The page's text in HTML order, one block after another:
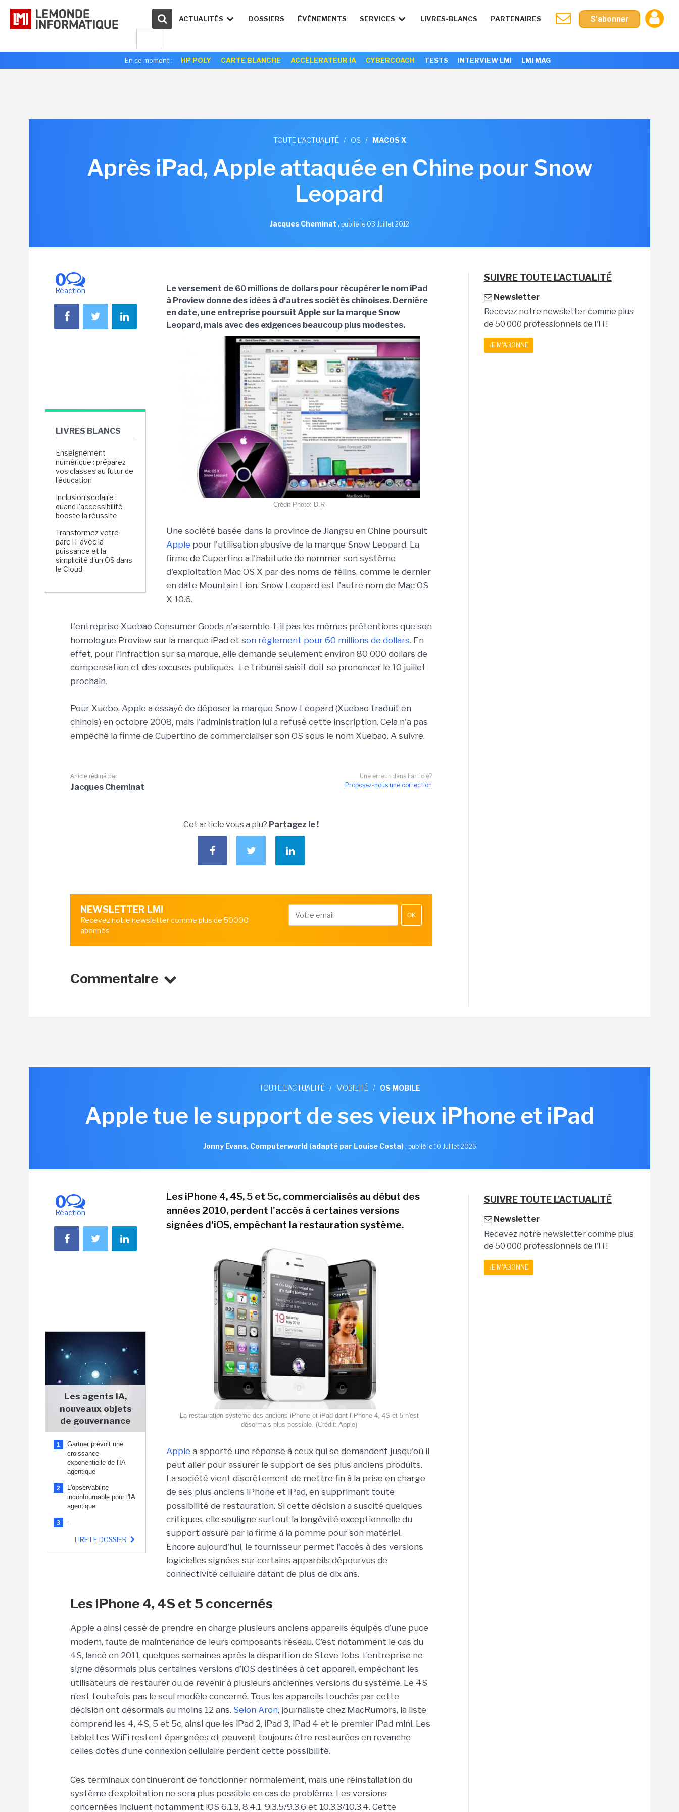
ACTUALITÉS DOSSIERS ÉVÉNEMENTS SERVICES LIVRES-BLANCS PARTENAIRES S'abonner
En ce moment : HP POLY CARTE BLANCHE ACCÉLERATEUR IA CYBERCOACH TESTS INTERVIEW LMI LMI MAG
TOUTE L'ACTUALITÉ / OS / MACOS X
Après iPad, Apple attaquée en Chine pour Snow
Leopard
Jacques Cheminat , publié le 03 Juillet 2012
0
Réaction
LIVRES BLANCS
Enseignement
numérique : préparez
vos classes au futur de
l'éducation
Inclusion scolaire :
quand l'accessibilité
booste la réussite
Transformez votre
parc IT avec la
puissance et la
simplicité d'un OS dans
le Cloud
Le versement de 60 millions de dollars pour récupérer le nom iPad
à Proview donne des idées à d'autres sociétés chinoises. Dernière
en date, une entreprise poursuit Apple sur la marque Snow
Leopard, mais avec des exigences beaucoup plus modestes.
Crédit Photo: D.R
Une société basée dans la province de Jiangsu en Chine poursuit
Apple pour l'utilisation abusive de la marque Snow Leopard. La
firme de Cupertino a l'habitude de nommer son système
d'exploitation Mac OS X par des noms de félins, comme le dernier
en date Mountain Lion. Snow Leopard est l'autre nom de Mac OS
X 10.6.
L'entreprise Xuebao Consumer Goods n'a semble-t-il pas les mêmes prétentions que son
homologue Proview sur la marque iPad et son règlement pour 60 millions de dollars. En
effet, pour l'infraction sur sa marque, elle demande seulement environ 80 000 dollars de
compensation et des excuses publiques. Le tribunal saisit doit se prononcer le 10 juillet
prochain.
Pour Xuebo, Apple a essayé de déposer la marque Snow Leopard (Xuebao traduit en
chinois) en octobre 2008, mais l'administration lui a refusé cette inscription. Cela n'a pas
empêché la firme de Cupertino de commercialiser son OS sous le nom Xuebao. A suivre.
Une erreur dans l'article?
Proposez-nous une correction
Article rédigé par
Jacques Cheminat
Cet article vous a plu? Partagez le !
NEWSLETTER LMI
Recevez notre newsletter comme plus de 50000
abonnés
OK
Commentaire
SUIVRE TOUTE L'ACTUALITÉ
Newsletter
Recevez notre newsletter comme plus
de 50 000 professionnels de l'IT!
JE M'ABONNE
TOUTE L'ACTUALITÉ / MOBILITÉ / OS MOBILE
Apple tue le support de ses vieux iPhone et iPad
Jonny Evans, Computerworld (adapté par Louise Costa), publié le 10 Juillet 2026
0
Réaction
Les agents IA,
nouveaux objets
de gouvernance
1
Gartner prévoit une
croissance
exponentielle de l'IA
agentique
2
L'observabilité
incontournable pour l'IA
agentique
3 ...
LIRE LE DOSSIER
Les iPhone 4, 4S, 5 et 5c, commercialisés au début des
années 2010, perdent l'accès à certaines versions
signées d'iOS, empêchant la restauration système.
La restauration système des anciens iPhone et iPad dont l'iPhone 4, 4S et 5 n'est
désormais plus possible. (Crédit: Apple)
Apple a apporté une réponse à ceux qui se demandent jusqu'où il
peut aller pour assurer le support de ses plus anciens produits.
La société vient discrètement de mettre fin à la prise en charge
de ses plus anciens iPhone et iPad, en supprimant toute
possibilité de restauration. Si cette décision a suscité quelques
critiques, elle souligne surtout la longévité exceptionnelle du
support assuré par la firme à la pomme pour son matériel.
Encore aujourd'hui, le fournisseur permet l'accès à des versions
logicielles signées sur certains appareils dépourvus de
connectivité cellulaire datant de plus de dix ans.
Les iPhone 4, 4S et 5 concernés
Apple a ainsi cessé de prendre en charge plusieurs anciens appareils équipés d’une puce
modem, faute de maintenance de leurs composants réseau. C’est notamment le cas du
4S, lancé en 2011, quelques semaines après la disparition de Steve Jobs. L’entreprise ne
signe désormais plus certaines versions d’iOS destinées à cet appareil, empêchant les
utilisateurs de restaurer ou de revenir à plusieurs anciennes versions du système. Le 4S
n’est toutefois pas le seul modèle concerné. Tous les appareils touchés par cette
décision ont désormais au moins 12 ans. Selon Aron, journaliste chez MacRumors, la liste
comprend les 4, 4S, 5 et 5c, ainsi que les iPad 2, iPad 3, iPad 4 et le premier iPad mini. Les
tablettes WiFi restent épargnées et peuvent toujours être restaurées en revanche
celles dotés d’une connexion cellulaire perdent cette possibilité.
Ces terminaux continueront de fonctionner normalement, mais une réinstallation du
système d’exploitation ne sera plus possible en cas de problème. Les versions
concernées incluent notamment iOS 6.1.3, 8.4.1, 9.3.5/9.3.6 et 10.3.3/10.3.4. Cette
SUIVRE TOUTE L'ACTUALITÉ
Newsletter
Recevez notre newsletter comme plus
de 50 000 professionnels de l'IT!
JE M'ABONNE